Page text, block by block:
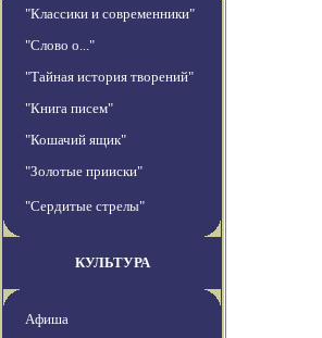
"Классики и современники"
"Слово о..."
"Тайная история творений"
"Книга писем"
"Кошачий ящик"
"Золотые прииски"
"Сердитые стрелы"
КУЛЬТУРА
Афиша